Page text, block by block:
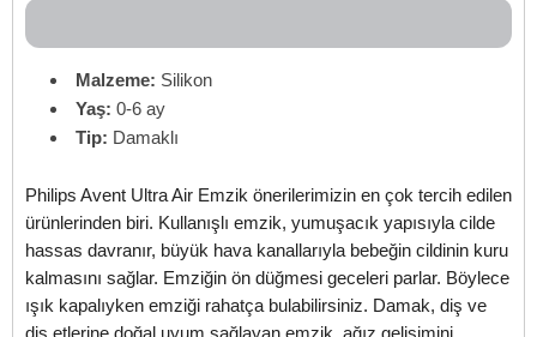
Malzeme: Silikon
Yaş: 0-6 ay
Tip: Damaklı
Philips Avent Ultra Air Emzik önerilerimizin en çok tercih edilen
ürünlerinden biri. Kullanışlı emzik, yumuşacık yapısıyla cilde
hassas davranır, büyük hava kanallarıyla bebeğin cildinin kuru
kalmasını sağlar. Emziğin ön düğmesi geceleri parlar. Böylece
ışık kapalıyken emziği rahatça bulabilirsiniz. Damak, diş ve